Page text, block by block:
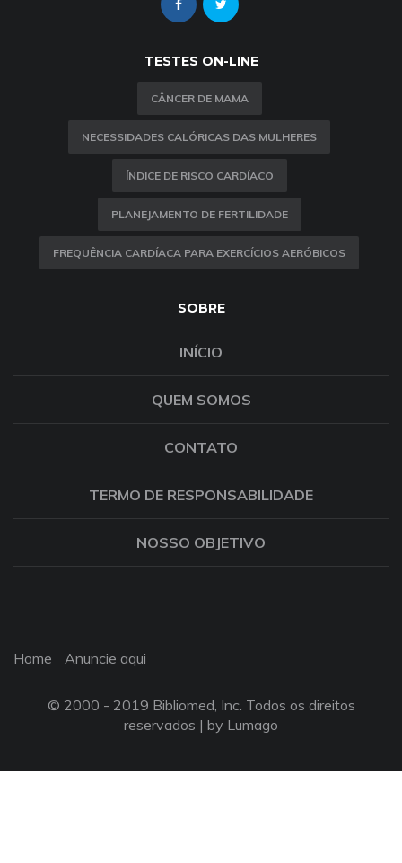
TESTES ON-LINE
CÂNCER DE MAMA
NECESSIDADES CALÓRICAS DAS MULHERES
ÍNDICE DE RISCO CARDÍACO
PLANEJAMENTO DE FERTILIDADE
FREQUÊNCIA CARDÍACA PARA EXERCÍCIOS AERÓBICOS
SOBRE
INÍCIO
QUEM SOMOS
CONTATO
TERMO DE RESPONSABILIDADE
NOSSO OBJETIVO
Home Anuncie aqui
© 2000 - 2019 Bibliomed, Inc. Todos os direitos
reservados | by Lumago